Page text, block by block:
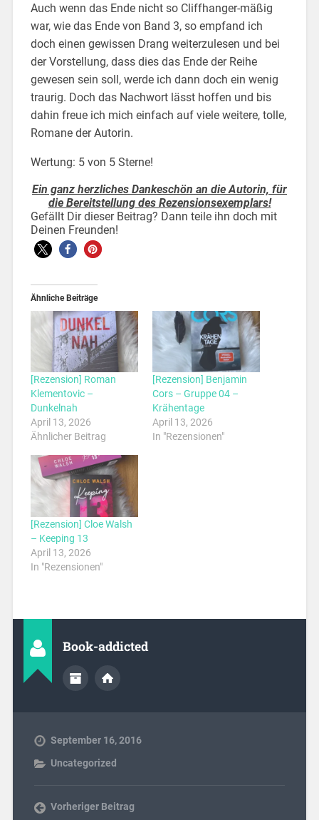
Auch wenn das Ende nicht so Cliffhanger-mäßig
war, wie das Ende von Band 3, so empfand ich
doch einen gewissen Drang weiterzulesen und bei
der Vorstellung, dass dies das Ende der Reihe
gewesen sein soll, werde ich dann doch ein wenig
traurig. Doch das Nachwort lässt hoffen und bis
dahin freue ich mich einfach auf viele weitere, tolle,
Romane der Autorin.
Wertung: 5 von 5 Sterne!
Ein ganz herzliches Dankeschön an die Autorin, für
die Bereitstellung des Rezensionsexemplars!
Gefällt Dir dieser Beitrag? Dann teile ihn doch mit
Deinen Freunden!
Ähnliche Beiträge
[Rezension] Roman
Klementovic –
Dunkelnah
April 13, 2026
Ähnlicher Beitrag
[Rezension] Benjamin
Cors – Gruppe 04 –
Krähentage
April 13, 2026
In "Rezensionen"
[Rezension] Cloe Walsh
– Keeping 13
April 13, 2026
In "Rezensionen"
Book-addicted
September 16, 2016
Uncategorized
Vorheriger Beitrag